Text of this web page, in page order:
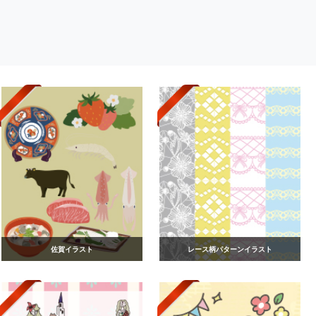
佐賀イラスト レース柄パターンイラスト